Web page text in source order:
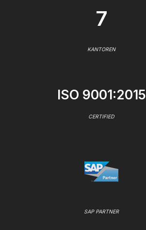
7
KANTOREN
ISO 9001:2015
CERTIFIED
SAP PARTNER